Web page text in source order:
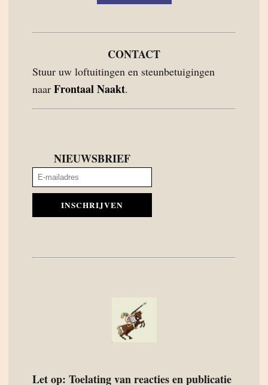
CONTACT
Stuur uw loftuitingen en steunbetuigingen
naar Frontaal Naakt.
NIEUWSBRIEF
INSCHRIJVEN
Let op: Toelating van reacties en publicatie